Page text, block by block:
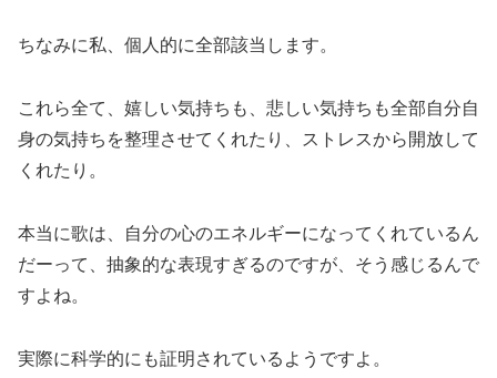
ちなみに私、個人的に全部該当します。
これら全て、嬉しい気持ちも、悲しい気持ちも全部自分自
身の気持ちを整理させてくれたり、ストレスから開放して
くれたり。
本当に歌は、自分の心のエネルギーになってくれているん
だーって、抽象的な表現すぎるのですが、そう感じるんで
すよね。
実際に科学的にも証明されているようですよ。